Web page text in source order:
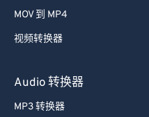
MOV 到 MP4
视频转换器
Audio 转换器
MP3 转换器